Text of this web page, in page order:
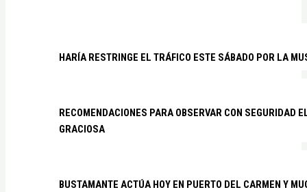
HARÍA RESTRINGE EL TRÁFICO ESTE SÁBADO POR LA
RECOMENDACIONES PARA OBSERVAR CON SEGURIDAD
GRACIOSA
BUSTAMANTE ACTÚA HOY EN PUERTO DEL CARMEN Y